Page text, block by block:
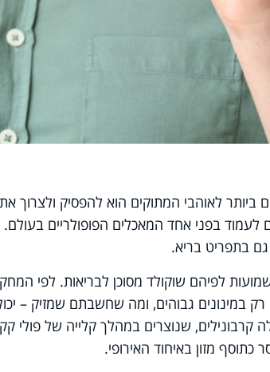
ביותר לאוהבי המתוקים הוא להפסיק
לעמוד בפני אחד המאכלים הפופולריים בעולם.
בתפריט בריא.
לפיהם שוקולד מסוכן לבריאות. לפי
רק במינונים גבוהים, ומה שחשבתם שמזיק –
קרבונילים, שנוצרים במהלך קלייה של פולי
כתוסף מזון באיחוד האירופי.